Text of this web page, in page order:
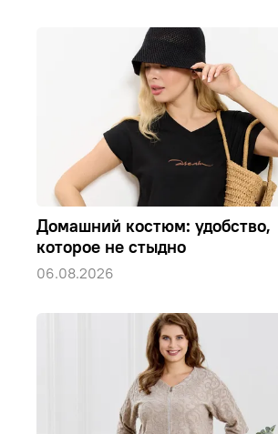
Домашний костюм: удобство,
которое не стыдно
06.08.2026